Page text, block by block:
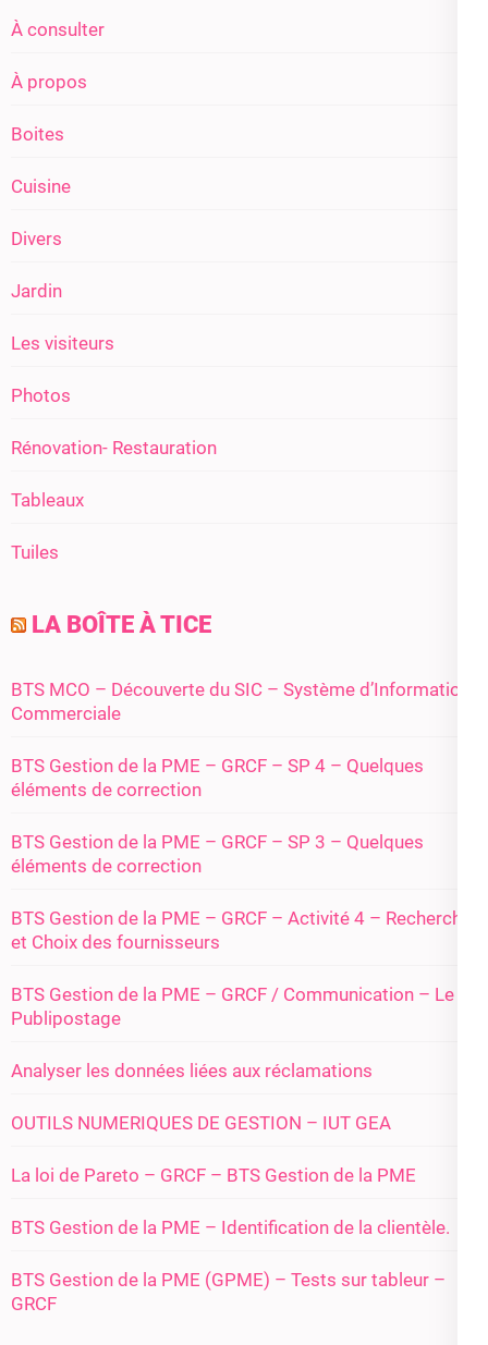
À consulter
À propos
Boites
Cuisine
Divers
Jardin
Les visiteurs
Photos
Rénovation- Restauration
Tableaux
Tuiles
LA BOÎTE À TICE
BTS MCO – Découverte du SIC – Système d’Information
Commerciale
BTS Gestion de la PME – GRCF – SP 4 – Quelques
éléments de correction
BTS Gestion de la PME – GRCF – SP 3 – Quelques
éléments de correction
BTS Gestion de la PME – GRCF – Activité 4 – Recherche
et Choix des fournisseurs
BTS Gestion de la PME – GRCF / Communication – Le
Publipostage
Analyser les données liées aux réclamations
OUTILS NUMERIQUES DE GESTION – IUT GEA
La loi de Pareto – GRCF – BTS Gestion de la PME
BTS Gestion de la PME – Identification de la clientèle.
BTS Gestion de la PME (GPME) – Tests sur tableur –
GRCF